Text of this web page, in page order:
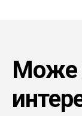
Може